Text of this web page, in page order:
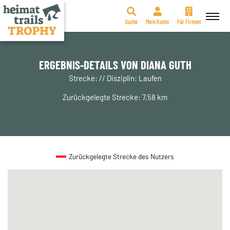
Zum
Suche Mein Konto Für Firmen
ERGEBNIS-DETAILS VON DIANA GUTH
Strecke: // Disziplin: Laufen
Zurückgelegte Strecke: 7,58 km
Zurückgelegte Strecke des Nutzers